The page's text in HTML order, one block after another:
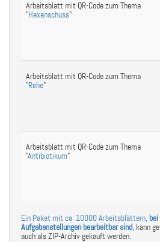
Arbeitsblatt mit QR-Code zum Thema
"Hexenschuss"
Arbeitsblatt mit QR-Code zum Thema
"Rehe"
Arbeitsblatt mit QR-Code zum Thema
"Antibiotikum"
Ein Paket mit ca. 10000 Arbeitsblättern, bei
Aufgabenstellungen bearbeitbar sind, kann
auch als ZIP-Archiv gekauft werden.